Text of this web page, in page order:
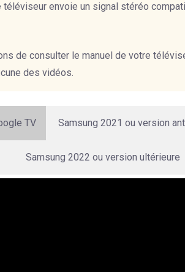
téléviseur envoie un signal stéréo
de consulter le manuel de votre
des vidéos.
TV Samsung 2021 ou version
Samsung 2022 ou version ultérieure